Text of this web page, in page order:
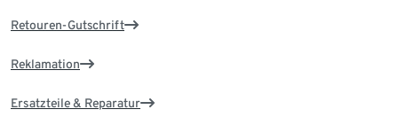
Retouren-Gutschrift
Reklamation
Ersatzteile & Reparatur